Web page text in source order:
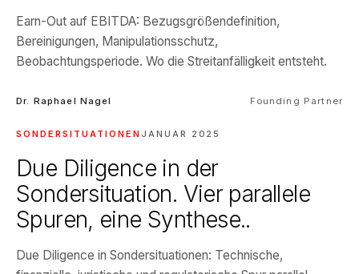
Earn-Out auf EBITDA: Bezugsgrößendefinition,
Bereinigungen, Manipulationsschutz,
Beobachtungsperiode. Wo die Streitanfälligkeit entsteht.
Dr. Raphael Nagel Founding Partner
SONDERSITUATIONEN JANUAR 2025
Due Diligence in der
Sondersituation. Vier parallele
Spuren, eine Synthese..
Due Diligence in Sondersituationen: Technische,